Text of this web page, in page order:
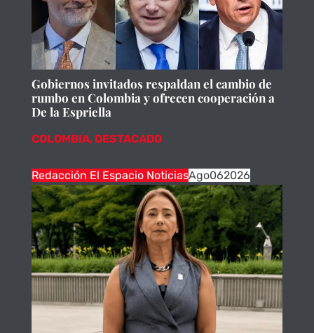
Gobiernos invitados respaldan el cambio de
rumbo en Colombia y ofrecen cooperación a
De la Espriella
COLOMBIA, DESTACADO
Redacción El Espacio NoticiasAgo062026